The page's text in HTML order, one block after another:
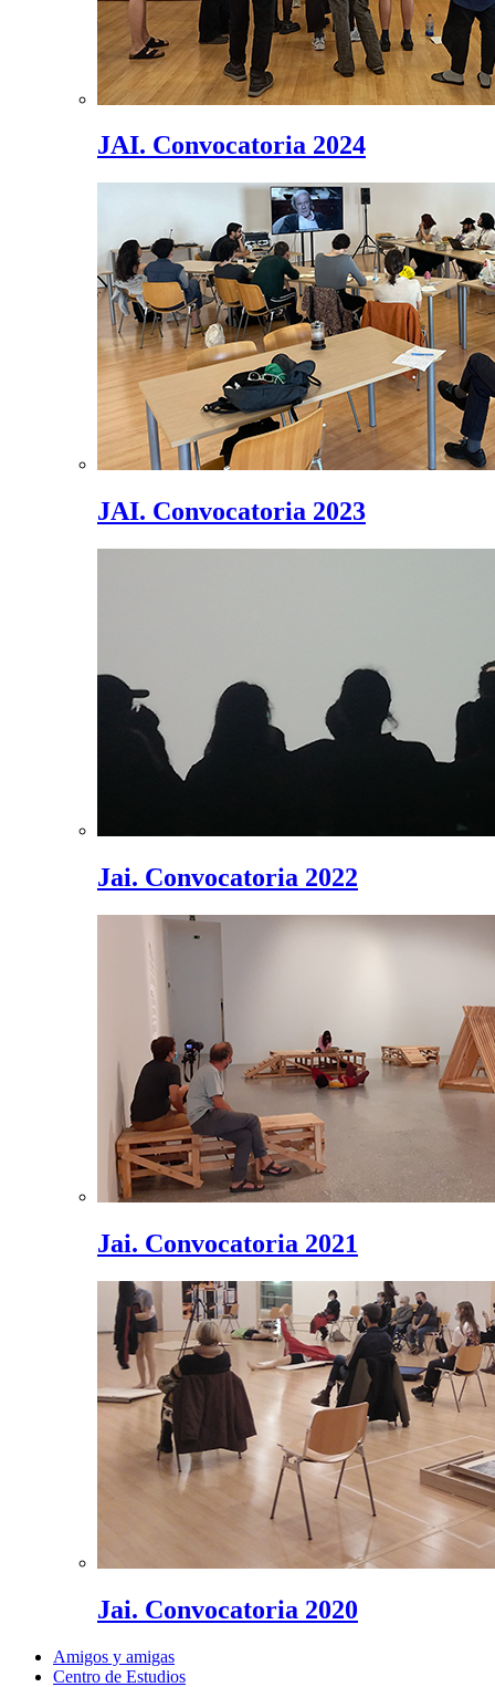
JAI. Convocatoria 2024
JAI. Convocatoria 2023
Jai. Convocatoria 2022
Jai. Convocatoria 2021
Jai. Convocatoria 2020
Amigos y amigas
Centro de Estudios